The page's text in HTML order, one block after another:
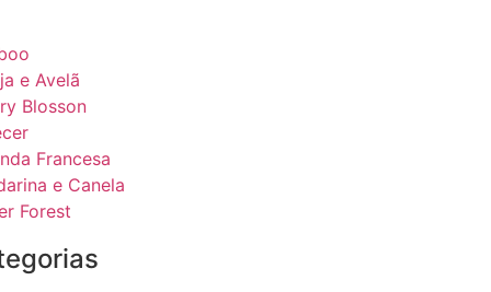
e Avelã
Blosson
Francesa
e Canela
Forest